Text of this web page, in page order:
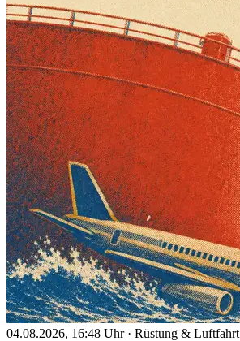
04.08.2026, 16:48 Uhr · Rüstung & Luftfahrt